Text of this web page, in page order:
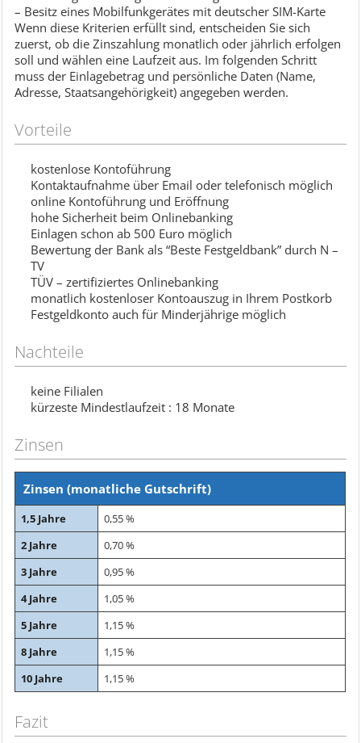
– Besitz eines Mobilfunkgerätes mit deutscher SIM-Karte
Wenn diese Kriterien erfüllt sind, entscheiden Sie sich
zuerst, ob die Zinszahlung monatlich oder jährlich erfolgen
soll und wählen eine Laufzeit aus. Im folgenden Schritt
muss der Einlagebetrag und persönliche Daten (Name,
Adresse, Staatsangehörigkeit) angegeben werden.
Vorteile
kostenlose Kontoführung
Kontaktaufnahme über Email oder telefonisch möglich
online Kontoführung und Eröffnung
hohe Sicherheit beim Onlinebanking
Einlagen schon ab 500 Euro möglich
Bewertung der Bank als “Beste Festgeldbank” durch N –
TV
TÜV – zertifiziertes Onlinebanking
monatlich kostenloser Kontoauszug in Ihrem Postkorb
Festgeldkonto auch für Minderjährige möglich
Nachteile
keine Filialen
kürzeste Mindestlaufzeit : 18 Monate
Zinsen
Zinsen (monatliche Gutschrift)
1,5 Jahre
0,55 %
2 Jahre
0,70 %
3 Jahre
0,95 %
4 Jahre
1,05 %
5 Jahre
1,15 %
8 Jahre
1,15 %
10 Jahre
1,15 %
Fazit